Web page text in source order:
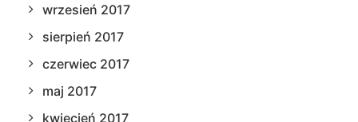
wrzesień 2017
sierpień 2017
czerwiec 2017
maj 2017
kwiecień 2017